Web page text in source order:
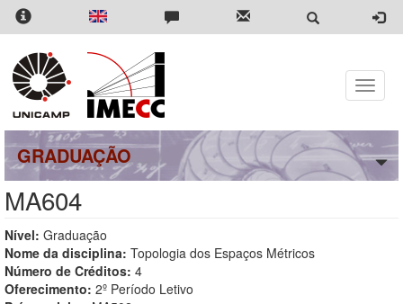
Pular
para
conteúdo
principal
Toggle
GRADUAÇÃO
MA604
Nível: Graduação
Nome da disciplina: Topologia dos Espaços Métricos
Número de Créditos: 4
Oferecimento: 2º Período Letivo